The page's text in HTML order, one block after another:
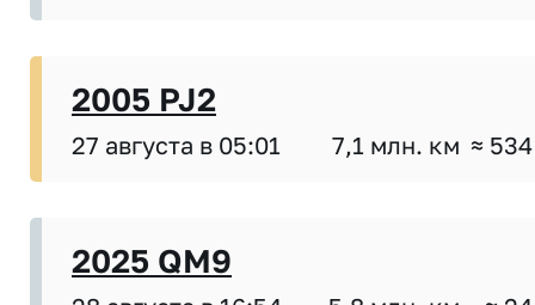
2005 PJ2
27 августа в 05:01 7,1 млн. км ≈
2025 QM9